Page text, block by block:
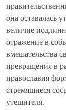
она оставалась
величие
отражение в
вмешательства
превращения в
православия
стремящиеся
утешителя.